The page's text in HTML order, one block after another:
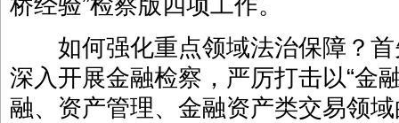
桥经验”检察版四项工作。
如何强化重点领域法治保障？首
深入开展金融检察，严厉打击以“金
融、资产管理、金融资产类交易领